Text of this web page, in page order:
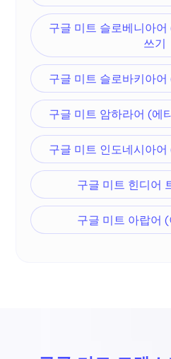
구글 미트 슬로베니아
쓰기
구글 미트 슬로바키아
구글 미트 암하라어 (에
구글 미트 인도네시아
구글 미트 힌디어
구글 미트 아랍어